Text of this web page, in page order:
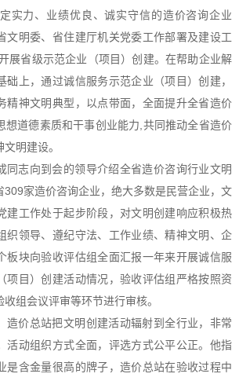
实力、业绩优良、诚实守信的造价咨询企业
文明委、省住建厅机关党委工作部署及建设工
展省级示范企业（项目）创建。在帮助企业解
础上，通过诚信服务示范企业（项目）创建，
精神文明典型，以点带面，全面提升全省造价
想道德素质和干事创业能力,共同推动全省造价
明建设。
同志向到会的领导介绍全省造价咨询行业文明
309家造价咨询企业，绝大多数是民营企业，文
建工作处于起步阶段，对文明创建响应积极热
织领导、遵纪守法、工作业绩、精神文明、企
板块向验收评估组全面汇报一年来开展诚信服
项目）创建活动情况，验收评估组严格按照资
组会议评审等环节进行审核。
造价总站把文明创建活动辐射到全行业，非常
活动组织方式全面，评选方式公平公正。他指
是含金量很高的牌子，造价总站在验收过程中